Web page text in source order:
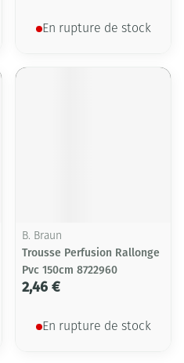
En rupture de stock
B. Braun
Trousse Perfusion Rallonge
Pvc 150cm 8722960
2,46 €
En rupture de stock